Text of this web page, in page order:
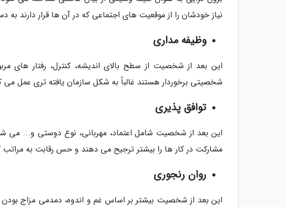
نیاز خودشان را از موقعیت های اجتماعی که در آن ها قرار دارند به
وظیفه مداری
این بعد از شخصیت از سطح بالای اندیشه، کنترل، رفتار های
شخصیتی برخوردار هستند غالباً به شکل سازمان یافته تری عمل
توافق پذیری
این بعد از شخصیت شامل اعتماد، مهربانی، نوع دوستی و... می
مشارکت در کار ها را بیشتر ترجیح می دهند و حس رقابت به مراتب
روان رنجوری
این بعد از شخصیت بیشتر بر اساس غم و اندوه، دمدمی مزاج